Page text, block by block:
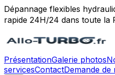
Dépannage flexibles
rapide 24H/24 dans toute la
PrésentationGalerie photos
servicesContactDemande de